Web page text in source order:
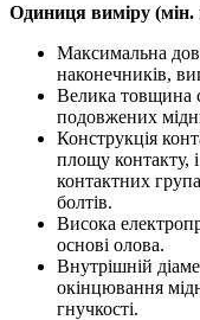
Одиниця виміру
Максимальна
наконечників,
Велика товщина
подовжених
Конструкція
площу контакту,
контактних
болтів.
Висока
основі олова.
Внутрішній
окінцювання
гнучкості.